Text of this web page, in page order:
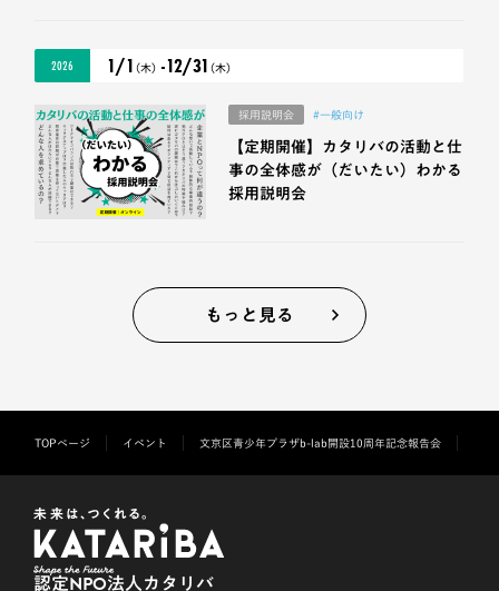
2026 1/1 （木） -12/31 （木）
採用説明会 #一般向け
【定期開催】カタリバの活動と仕
事の全体感が（だいたい）わかる
採用説明会
もっと見る
TOPページ イベント 文京区青少年プラザb-lab開設10周年記念報告会
認定NPO法人カタリバ